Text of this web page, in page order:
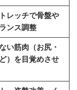
レッチで骨盤や
ンス調整
い筋肉（お尻・
）を目覚めさせ